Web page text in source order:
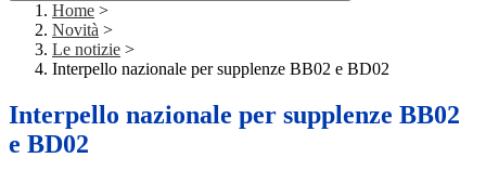
Home >
Novità >
Le notizie >
Interpello nazionale per supplenze BB02 e BD02
Interpello nazionale per supplenze BB02
e BD02